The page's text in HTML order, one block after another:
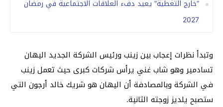
“خارج التغطية” يعيد دفء العلاقات الاجتماعية في رمضان
2027
وتبدأ نظرات إعجاب بين زينب ورئيس الشركة الجديد اليهان
تسادمير وهو شاب غني يرأس شركات كبرى حيث تعمل زينب
في الشركة وبالمصادفة أن اليهان هو شريك خالد أرجون التي
ستصبح يلديز زوجته الثانية.